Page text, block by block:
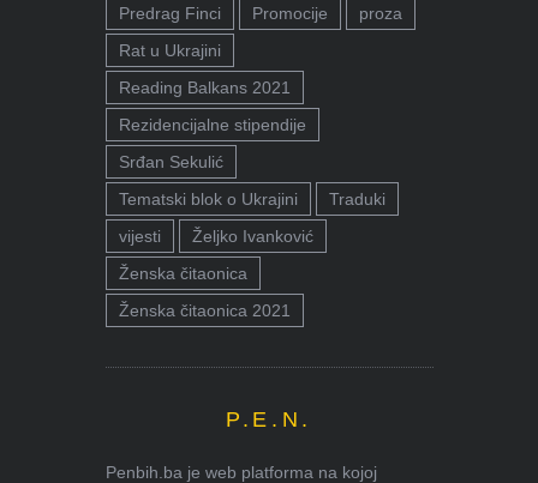
Predrag Finci
Promocije
proza
Rat u Ukrajini
Reading Balkans 2021
Rezidencijalne stipendije
Srđan Sekulić
Tematski blok o Ukrajini
Traduki
vijesti
Željko Ivanković
Ženska čitaonica
Ženska čitaonica 2021
P.E.N.
Penbih.ba je web platforma na kojoj